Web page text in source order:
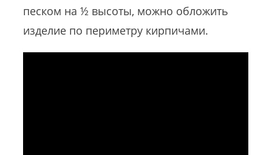
песком на ½ высоты, можно обложить
изделие по периметру кирпичами.